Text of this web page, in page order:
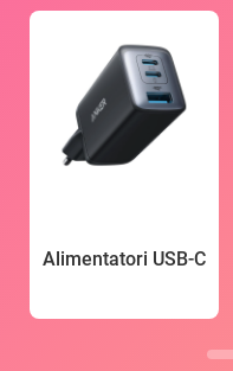
Alimentatori USB-C